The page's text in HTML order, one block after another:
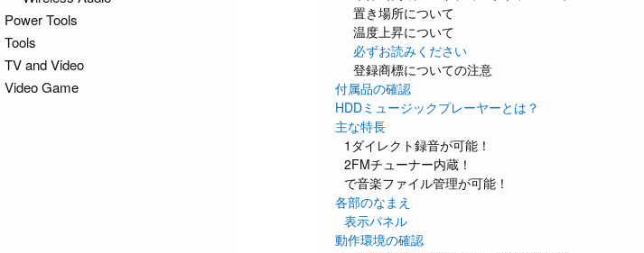
置き場所について
温度上昇について
必ずお読みください
登録商標についての注意
付属品の確認
HDDミュージックプレーヤーとは？
主な特長
1ダイレクト録音が可能！
2FMチューナー内蔵！
で音楽ファイル管理が可能！
各部のなまえ
表示パネル
動作環境の確認
Power Tools
Tools
TV and Video
Video Game